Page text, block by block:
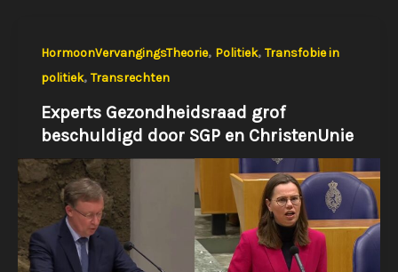
HormoonVervangingsTheorie, Politiek, Transfobie in
politiek, Transrechten
Experts Gezondheidsraad grof
beschuldigd door SGP en ChristenUnie